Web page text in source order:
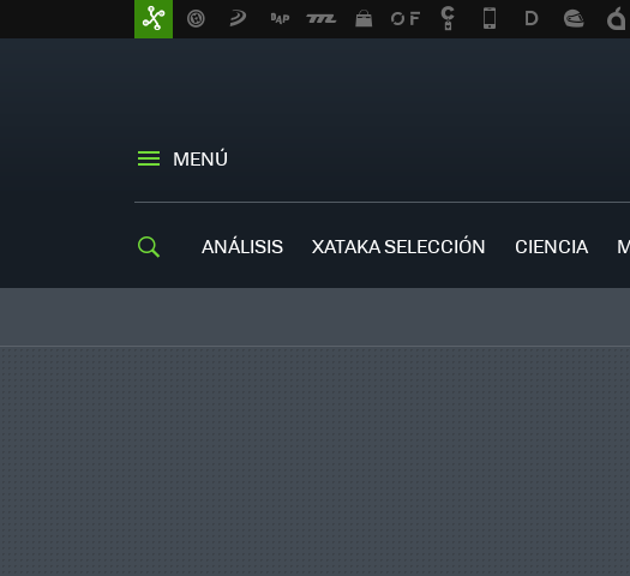
MENÚ
ANÁLISIS XATAKA SELECCIÓN CIENCIA